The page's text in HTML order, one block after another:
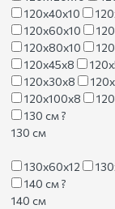
120х40х10
120х60х10
120х80х10
120х45х8
120х30х8
120х100х8
130 см?
130 см
130х60х12
140 см?
140 см